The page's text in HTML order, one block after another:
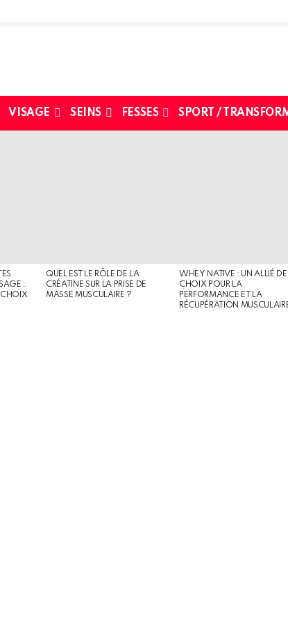
VISAGE SEINS FESSES SPORT /
:
CHOIX
QUEL EST LE RÔLE DE LA
CRÉATINE SUR LA PRISE DE
MASSE MUSCULAIRE ?
WHEY NATIVE : UN ALLIÉ DE
CHOIX POUR LA
PERFORMANCE ET LA
RÉCUPÉRATION